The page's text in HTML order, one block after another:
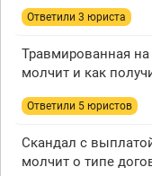
Ответили 3 юристa
Травмированная на
молчит и как
Ответили 5 юристов
Скандал с
молчит о типе